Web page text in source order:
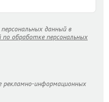
данный в
обработке персональных
рекламно-информационных